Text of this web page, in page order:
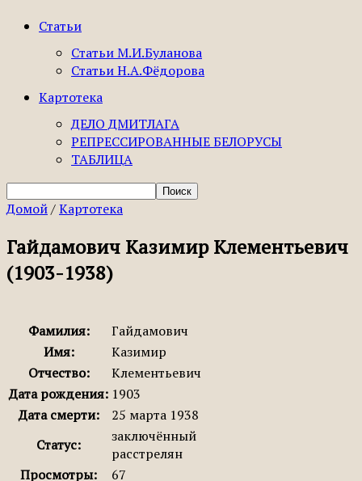
Статьи
Статьи М.И.Буланова
Статьи Н.А.Фёдорова
Картотека
ДЕЛО ДМИТЛАГА
РЕПРЕССИРОВАННЫЕ БЕЛОРУСЫ
ТАБЛИЦА
Домой/Картотека
Гайдамович Казимир Клементьевич
(1903-1938)
Фамилия:
Гайдамович
Имя:
Казимир
Отчество:
Клементьевич
Дата рождения: 1903
Дата смерти:
25 марта 1938
Статус:
заключённый
расстрелян
Просмотры:
67